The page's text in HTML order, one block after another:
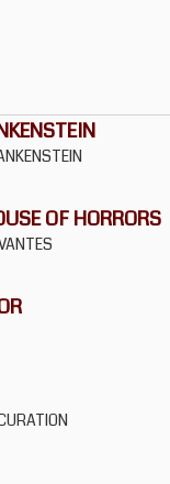
OF HORRORS